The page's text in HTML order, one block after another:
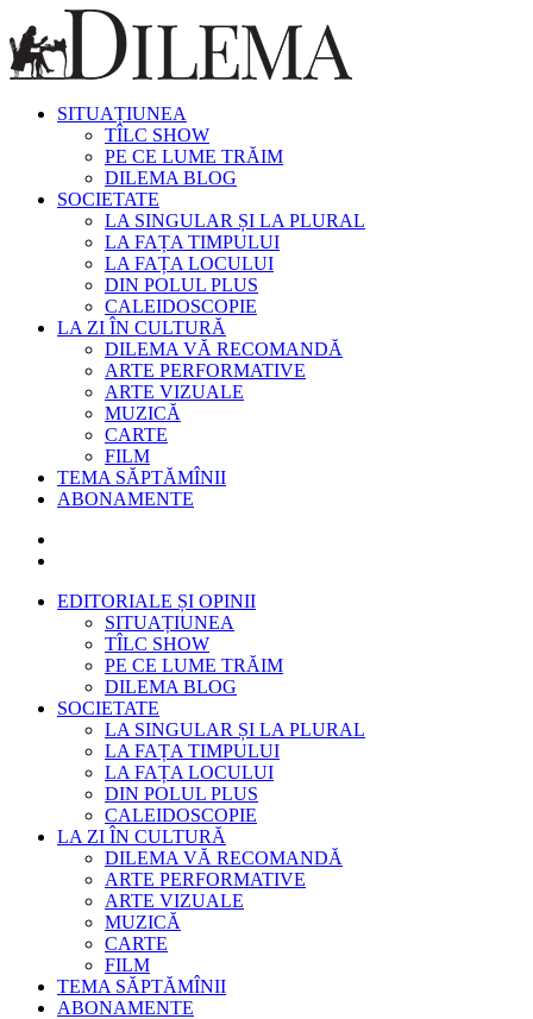
SITUAȚIUNEA
TÎLC SHOW
PE CE LUME TRĂIM
DILEMA BLOG
SOCIETATE
LA SINGULAR ȘI LA PLURAL
LA FAȚA TIMPULUI
LA FAȚA LOCULUI
DIN POLUL PLUS
CALEIDOSCOPIE
LA ZI ÎN CULTURĂ
DILEMA VĂ RECOMANDĂ
ARTE PERFORMATIVE
ARTE VIZUALE
MUZICĂ
CARTE
FILM
TEMA SĂPTĂMÎNII
ABONAMENTE
EDITORIALE ȘI OPINII
SITUAȚIUNEA
TÎLC SHOW
PE CE LUME TRĂIM
DILEMA BLOG
SOCIETATE
LA SINGULAR ȘI LA PLURAL
LA FAȚA TIMPULUI
LA FAȚA LOCULUI
DIN POLUL PLUS
CALEIDOSCOPIE
LA ZI ÎN CULTURĂ
DILEMA VĂ RECOMANDĂ
ARTE PERFORMATIVE
ARTE VIZUALE
MUZICĂ
CARTE
FILM
TEMA SĂPTĂMÎNII
ABONAMENTE